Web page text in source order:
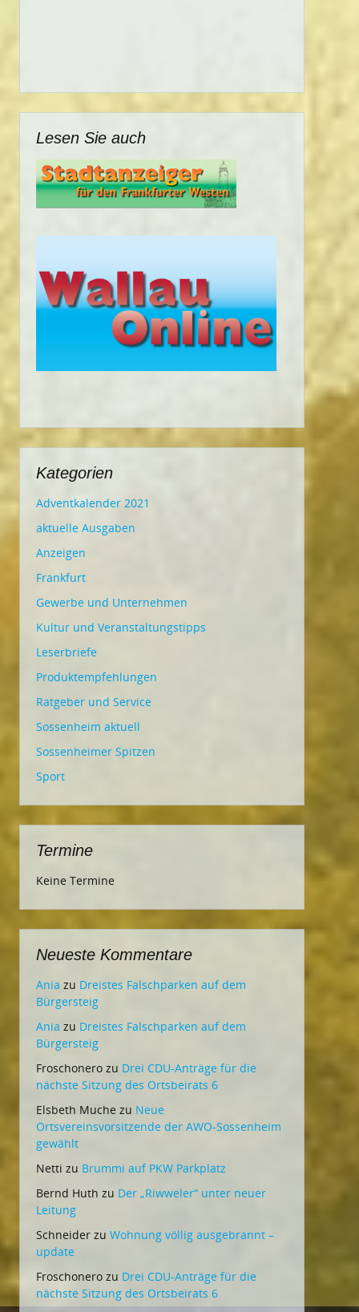
Lesen Sie auch
Kategorien
Adventkalender 2021
aktuelle Ausgaben
Anzeigen
Frankfurt
Gewerbe und Unternehmen
Kultur und Veranstaltungstipps
Leserbriefe
Produktempfehlungen
Ratgeber und Service
Sossenheim aktuell
Sossenheimer Spitzen
Sport
Termine
Keine Termine
Neueste Kommentare
Ania zu Dreistes Falschparken auf dem
Bürgersteig
Ania zu Dreistes Falschparken auf dem
Bürgersteig
Froschonero zu Drei CDU-Anträge für die
nächste Sitzung des Ortsbeirats 6
Elsbeth Muche zu Neue
Ortsvereinsvorsitzende der AWO-Sossenheim
gewählt
Netti zu Brummi auf PKW Parkplatz
Bernd Huth zu Der „Riwweler“ unter neuer
Leitung
Schneider zu Wohnung völlig ausgebrannt –
update
Froschonero zu Drei CDU-Anträge für die
nächste Sitzung des Ortsbeirats 6